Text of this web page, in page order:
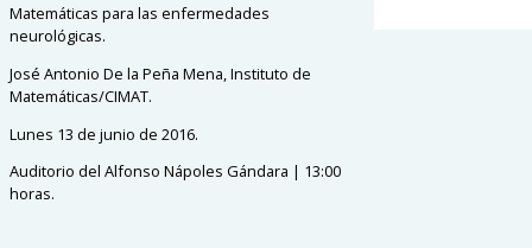
Matemáticas para las enfermedades
neurológicas.
José Antonio De la Peña Mena, Instituto de
Matemáticas/CIMAT.
Lunes 13 de junio de 2016.
Auditorio del Alfonso Nápoles Gándara | 13:00
horas.